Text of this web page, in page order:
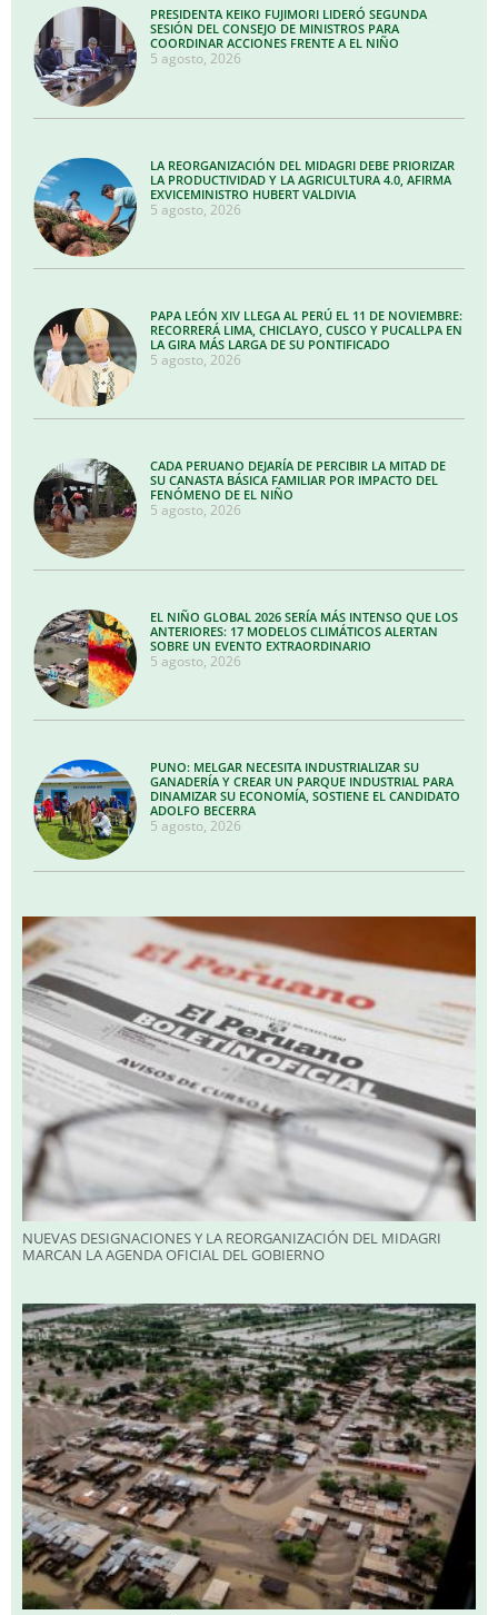
PRESIDENTA KEIKO FUJIMORI LIDERÓ SEGUNDA
SESIÓN DEL CONSEJO DE MINISTROS PARA
COORDINAR ACCIONES FRENTE A EL NIÑO
5 agosto, 2026
LA REORGANIZACIÓN DEL MIDAGRI DEBE PRIORIZAR
LA PRODUCTIVIDAD Y LA AGRICULTURA 4.0, AFIRMA
EXVICEMINISTRO HUBERT VALDIVIA
5 agosto, 2026
PAPA LEÓN XIV LLEGA AL PERÚ EL 11 DE NOVIEMBRE:
RECORRERÁ LIMA, CHICLAYO, CUSCO Y PUCALLPA EN
LA GIRA MÁS LARGA DE SU PONTIFICADO
5 agosto, 2026
CADA PERUANO DEJARÍA DE PERCIBIR LA MITAD DE
SU CANASTA BÁSICA FAMILIAR POR IMPACTO DEL
FENÓMENO DE EL NIÑO
5 agosto, 2026
EL NIÑO GLOBAL 2026 SERÍA MÁS INTENSO QUE LOS
ANTERIORES: 17 MODELOS CLIMÁTICOS ALERTAN
SOBRE UN EVENTO EXTRAORDINARIO
5 agosto, 2026
PUNO: MELGAR NECESITA INDUSTRIALIZAR SU
GANADERÍA Y CREAR UN PARQUE INDUSTRIAL PARA
DINAMIZAR SU ECONOMÍA, SOSTIENE EL CANDIDATO
ADOLFO BECERRA
5 agosto, 2026
NUEVAS DESIGNACIONES Y LA REORGANIZACIÓN DEL MIDAGRI
MARCAN LA AGENDA OFICIAL DEL GOBIERNO